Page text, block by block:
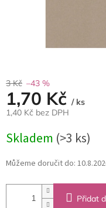
3 Kč –43 %
1,70 Kč / ks
1,40 Kč bez DPH
cena:
Skladem (>3 ks)
Můžeme doručit do:
Přidat